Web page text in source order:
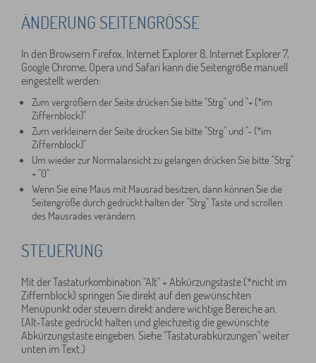
ÄNDERUNG SEITENGRÖSSE
In den Browsern Firefox, Internet Explorer 8, Internet Explorer 7,
Google Chrome, Opera und Safari kann die Seitengröße manuell
eingestellt werden:
Zum vergrößern der Seite drücken Sie bitte "Strg" und "+ (*im
Ziffernblock)"
Zum verkleinern der Seite drücken Sie bitte "Strg" und "- (*im
Ziffernblock)"
Um wieder zur Normalansicht zu gelangen drücken Sie bitte "Strg"
+ "0"
Wenn Sie eine Maus mit Mausrad besitzen, dann können Sie die
Seitengröße durch gedrückt halten der "Strg" Taste und scrollen
des Mausrades verändern.
STEUERUNG
Mit der Tastaturkombination "Alt" + Abkürzungstaste (*nicht im
Ziffernblock) springen Sie direkt auf den gewünschten
Menüpunkt oder steuern direkt andere wichtige Bereiche an.
(Alt-Taste gedrückt halten und gleichzeitig die gewünschte
Abkürzungstaste eingeben. Siehe "Tastaturabkürzungen" weiter
unten im Text.)